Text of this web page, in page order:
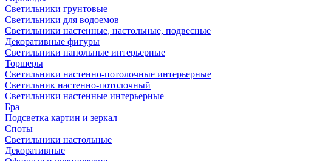
Светильники грунтовые
Светильники для водоемов
Светильники настенные, настольные, подвесные
Декоративные фигуры
Светильники напольные интерьерные
Торшеры
Светильники настенно-потолочные интерьерные
Светильник настенно-потолочный
Светильники настенные интерьерные
Бра
Подсветка картин и зеркал
Споты
Светильники настольные
Декоративные